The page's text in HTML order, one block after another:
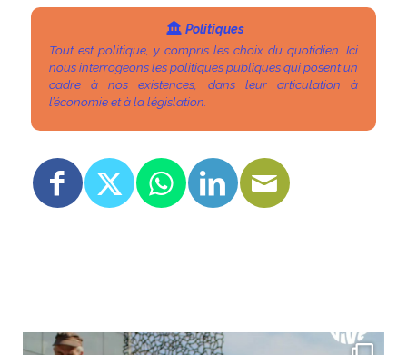
Politiques
Tout est politique, y compris les choix du quotidien. Ici
nous interrogeons les politiques publiques qui posent un
cadre à nos existences, dans leur articulation à
l’économie et à la législation.